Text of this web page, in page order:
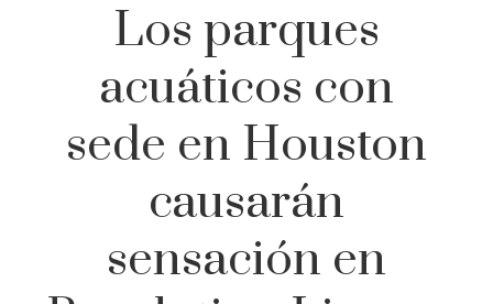
Los parques
acuáticos con
sede en Houston
causarán
sensación en